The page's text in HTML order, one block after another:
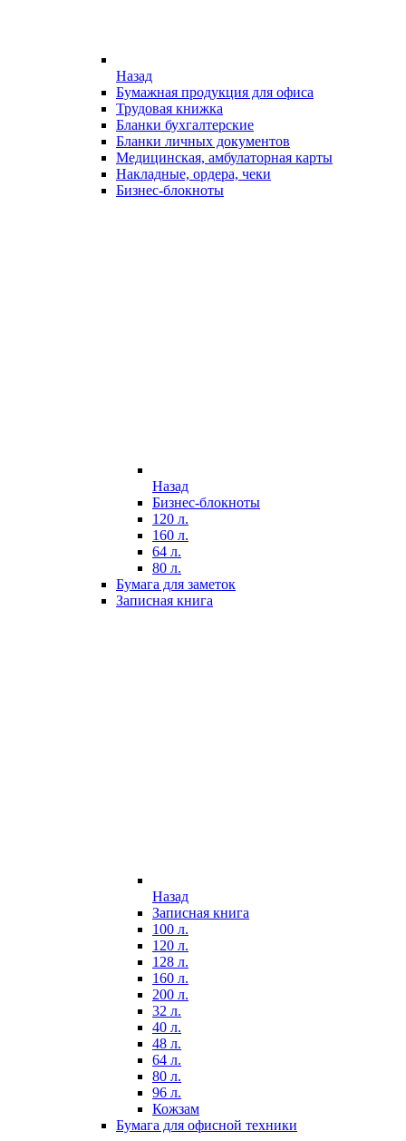
Назад
Бумажная продукция для офиса
Трудовая книжка
Бланки бухгалтерские
Бланки личных документов
Медицинская, амбулаторная карты
Накладные, ордера, чеки
Бизнес-блокноты
Назад
Бизнес-блокноты
120 л.
160 л.
64 л.
80 л.
Бумага для заметок
Записная книга
Назад
Записная книга
100 л.
120 л.
128 л.
160 л.
200 л.
32 л.
40 л.
48 л.
64 л.
80 л.
96 л.
Кожзам
Бумага для офисной техники